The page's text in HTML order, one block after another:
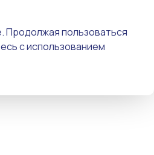
Продолжая пользоваться
с использованием